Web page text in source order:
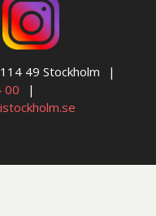
49 Stockholm
00